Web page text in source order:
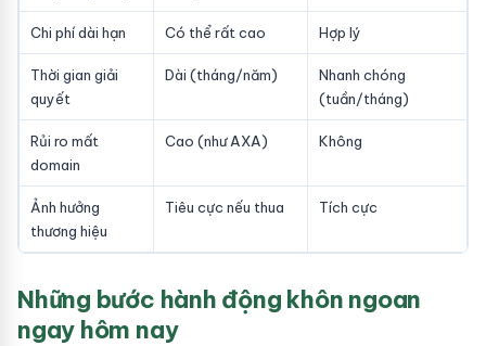
Chi phí dài hạn Có thể rất cao Hợp lý
Thời gian giải
quyết
Dài (tháng/năm)
Nhanh chóng
(tuần/tháng)
Rủi ro mất
domain
Cao (như AXA) Không
Ảnh hưởng
thương hiệu
Tiêu cực nếu thua Tích cực
Những bước hành động khôn ngoan
ngay hôm nay